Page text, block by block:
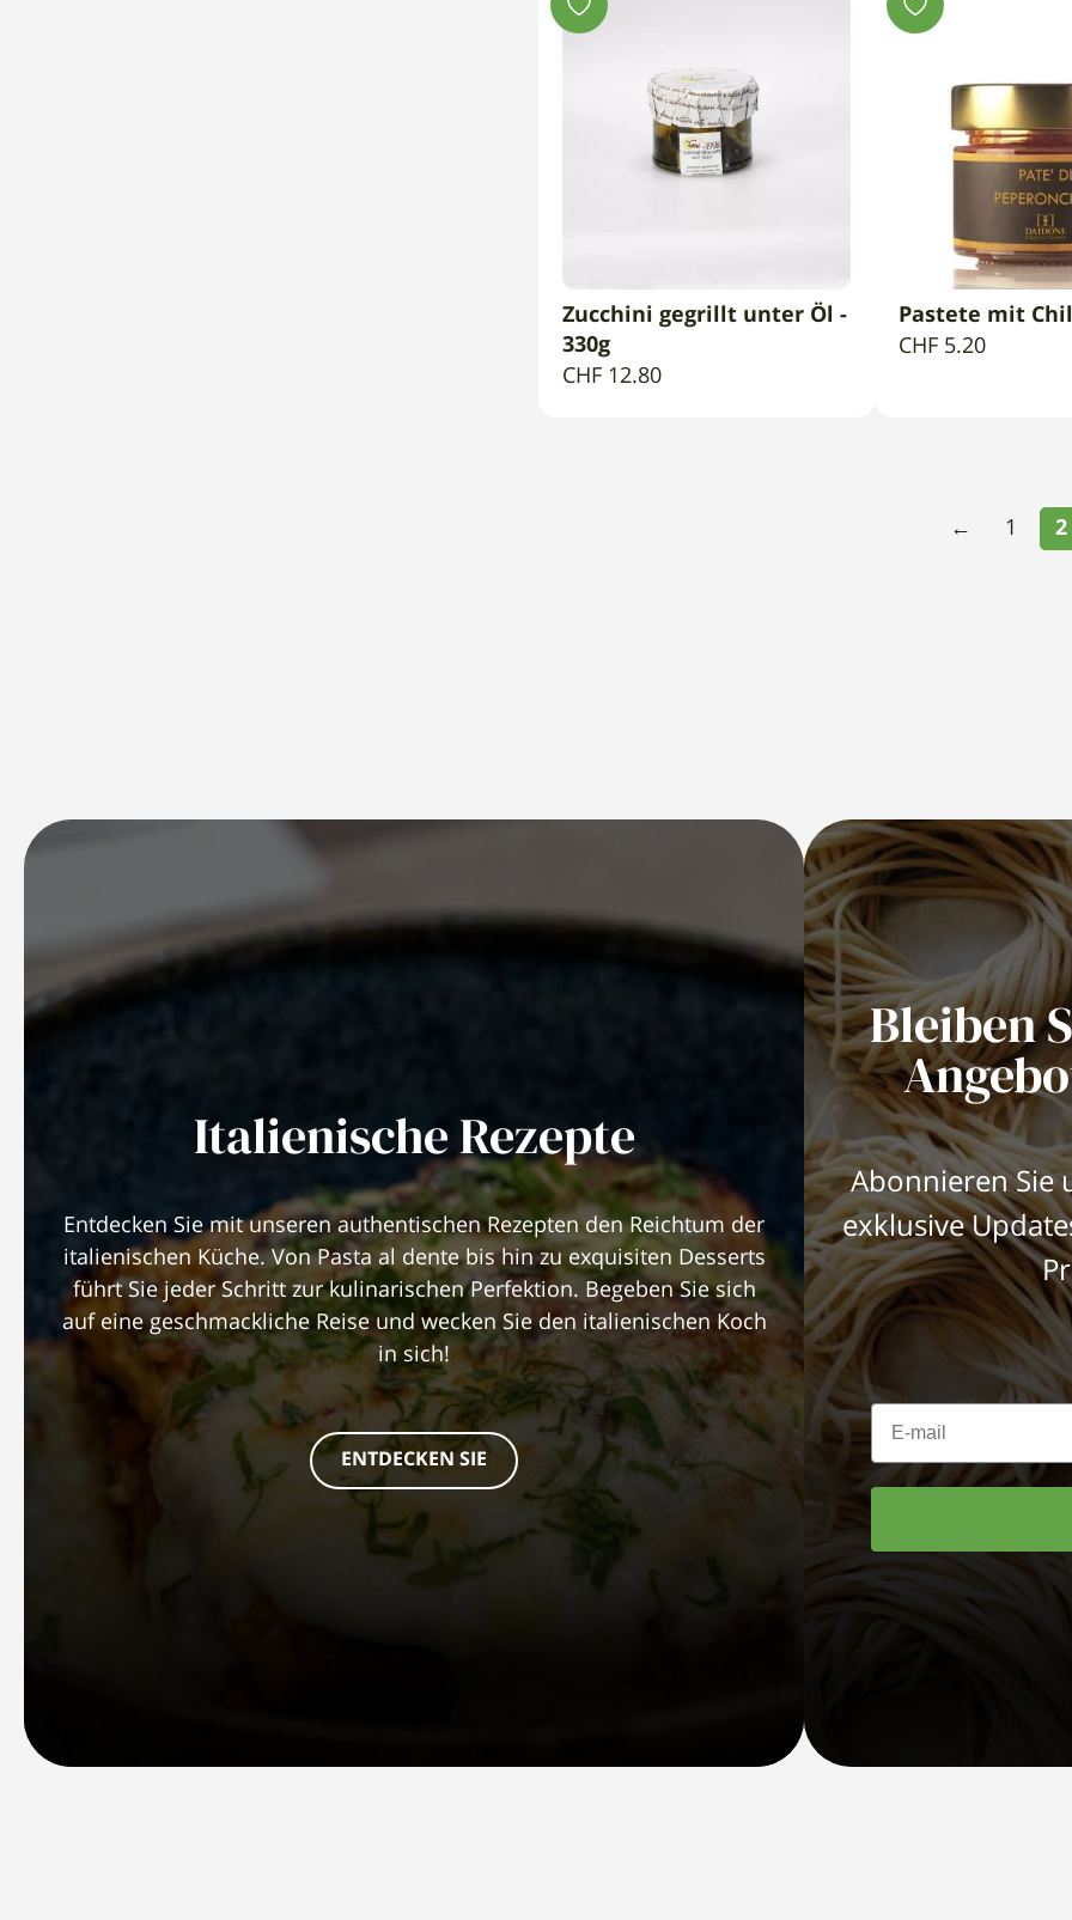
IN DEN WARENKORB
Zucchini gegrillt unter Öl -
330g
CHF 12.80
IN DEN
Pastete mit
CHF5.20
← 1 2
Italienische Rezepte
Entdecken Sie mit unseren authentischen Rezepten den Reichtum der
italienischen Küche. Von Pasta al dente bis hin zu exquisiten Desserts
führt Sie jeder Schritt zur kulinarischen Perfektion. Begeben Sie sich
auf eine geschmackliche Reise und wecken Sie den italienischen Koch
in sich!
ENTDECKEN SIE
Bleiben
Abonnieren Sie
exklusive